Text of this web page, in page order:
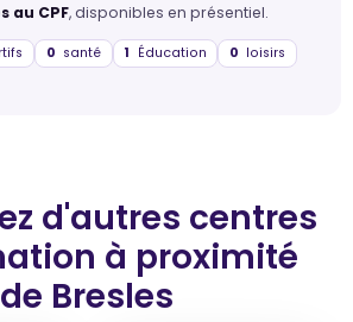
au CPF, disponibles en présentiel.
0 santé 1 Éducation 0 loisirs
d'autres centres
à proximité
de Bresles